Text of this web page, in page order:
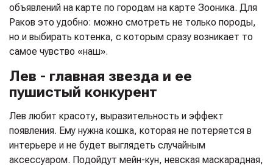
объявлений на карте по городам на карте Зооника. Для
Раков это удобно: можно смотреть не только породы,
но и выбирать котенка, с которым сразу возникает то
самое чувство «наш».
Лев - главная звезда и ее
пушистый конкурент
Лев любит красоту, выразительность и эффект
появления. Ему нужна кошка, которая не потеряется в
интерьере и не будет выглядеть случайным
аксессуаром. Подойдут мейн-кун, невская маскарадная,